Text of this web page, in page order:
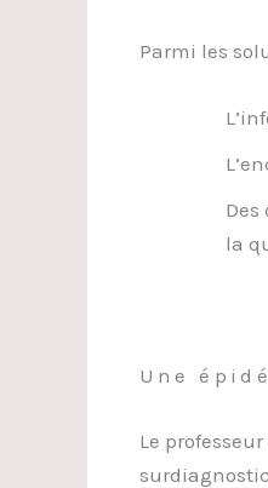
Parmi les
la
Une
Le